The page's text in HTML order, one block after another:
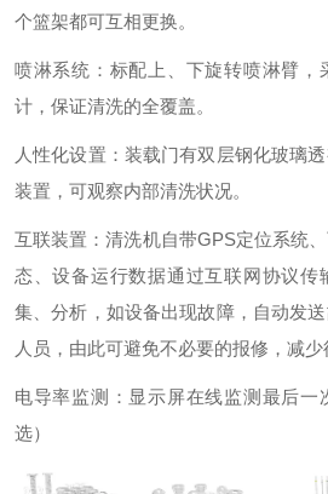
个篮架都可互相更换。
喷淋系统：标配上、下旋转喷淋臂，
计，保证清洗的全覆盖。
人性化设置：装载门有双层钢化玻璃
装置，可观察内部清洗状况。
互联装置：清洗机自带GPS定位系统
态、设备运行数据通过互联网协议传
集、分析，如设备出现故障，自动发
人员，由此可避免不必要的报修，减少
电导率监测：显示屏在线监测最后一
选）